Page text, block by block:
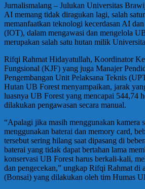
Jurnalismalang – Julukan Universitas
AI memang tidak diragukan lagi, salah
memanfaatkan teknologi kecerdasan AI
(IOT), dalam mengawasi dan mengelola
merupakan salah satu hutan milik
Rifqi Rahmat Hidayatullah, Koordinator
Fungsional (KJF) yang juga Manajer
Pengembangan Unit Pelaksana Teknis
Hutan UB Forest menyampaikan, jarak
luasnya UB Forest yang mencapai 544,74
dilakukan pengawasan secara manual.
“Apalagi jika masih menggunakan kamera
menggunakan baterai dan memory card,
tersebut sering hilang saat dipasang di
baterai yang tidak dapat bertahan lama
konservasi UB Forest harus berkali-kali,
dan pengecekan,” ungkap Rifqi Rahmat di
(Bonsai) yang dilakukan oleh tim Humas